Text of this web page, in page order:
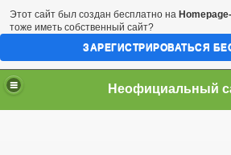
Этот сайт был создан бесплатно на
тоже иметь собственный сайт?
ЗАРЕГИСТРИРОВАТЬСЯ